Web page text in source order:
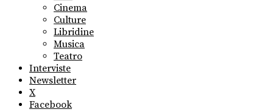
Cinema
Culture
Libridine
Musica
Teatro
Interviste
Newsletter
X
Facebook